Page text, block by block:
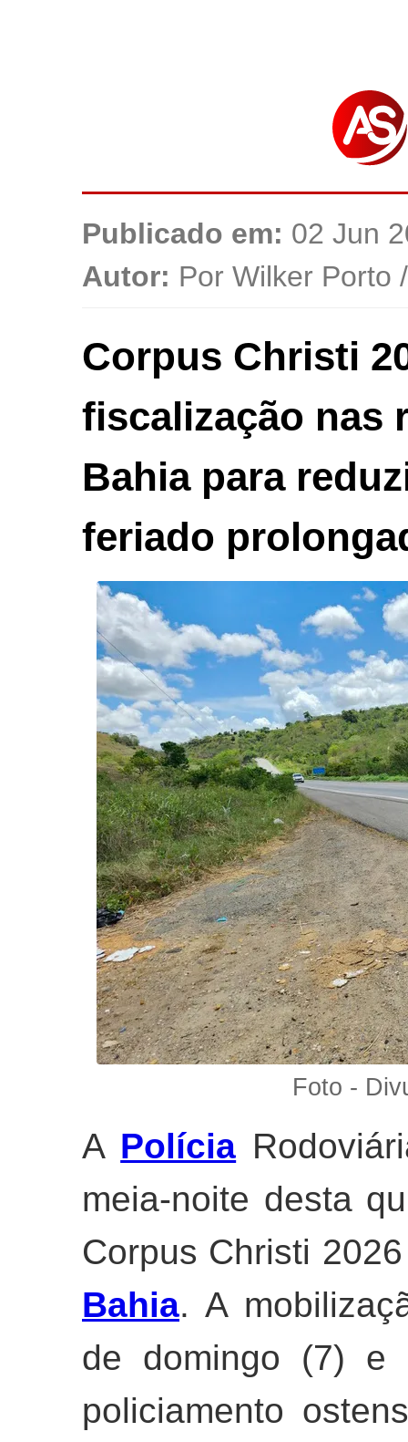
Publicado em: 02 Jun
Autor: Por Wilker Porto
Corpus Christi
fiscalização nas
Bahia para
feriado
Foto -
A Polícia
meia-noite desta
Corpus Christi
Bahia. A
de domingo (7) e
policiamento